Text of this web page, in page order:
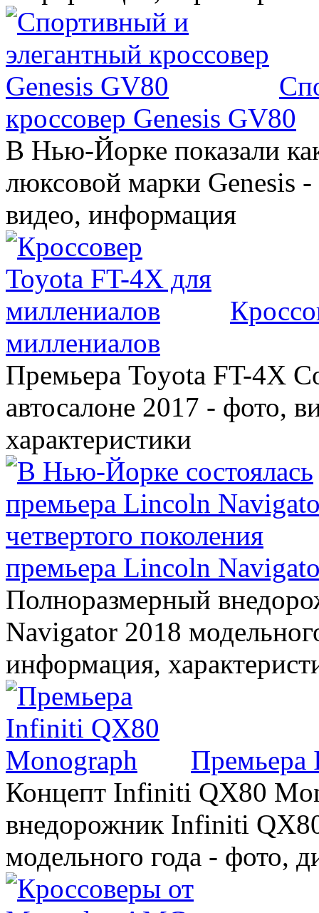
кроссовер Genesis GV80
В Нью-Йорке показали
люксовой марки Genesis
видео, информация
миллениалов
Премьера Toyota FT-4X
автосалоне 2017 - фото,
характеристики
премьера Lincoln
Полноразмерный
Navigator 2018
информация,
Премьера
Концепт Infiniti QX80
внедорожник Infiniti
модельного года - фото,